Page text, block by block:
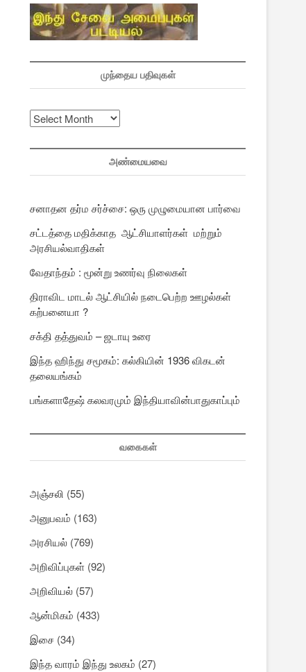
முந்தைய பதிவுகள்
முந்தைய
பதிவுகள்
அண்மையவை
சனாதன தர்ம சர்ச்சை: ஒரு முழுமையான பார்வை
சட்டத்தை மதிக்காத ஆட்சியாளர்கள் மற்றும்
அரசியல்வாதிகள்
வேதாந்தம் : மூன்று உணர்வு நிலைகள்
திராவிட மாடல் ஆட்சியில் நடைபெற்ற ஊழல்கள்
கற்பனையா ?
சக்தி தத்துவம் – ஜடாயு உரை
இந்த ஹிந்து சமூகம்: கல்கியின் 1936 விகடன்
தலையங்கம்
பங்களாதேஷ் கலவரமும் இந்தியாவின்பாதுகாப்பும்
வகைகள்
அஞ்சலி (55)
அனுபவம் (163)
அரசியல் (769)
அறிவிப்புகள் (92)
அறிவியல் (57)
ஆன்மிகம் (433)
இசை (34)
இந்த வாரம் இந்து உலகம் (27)